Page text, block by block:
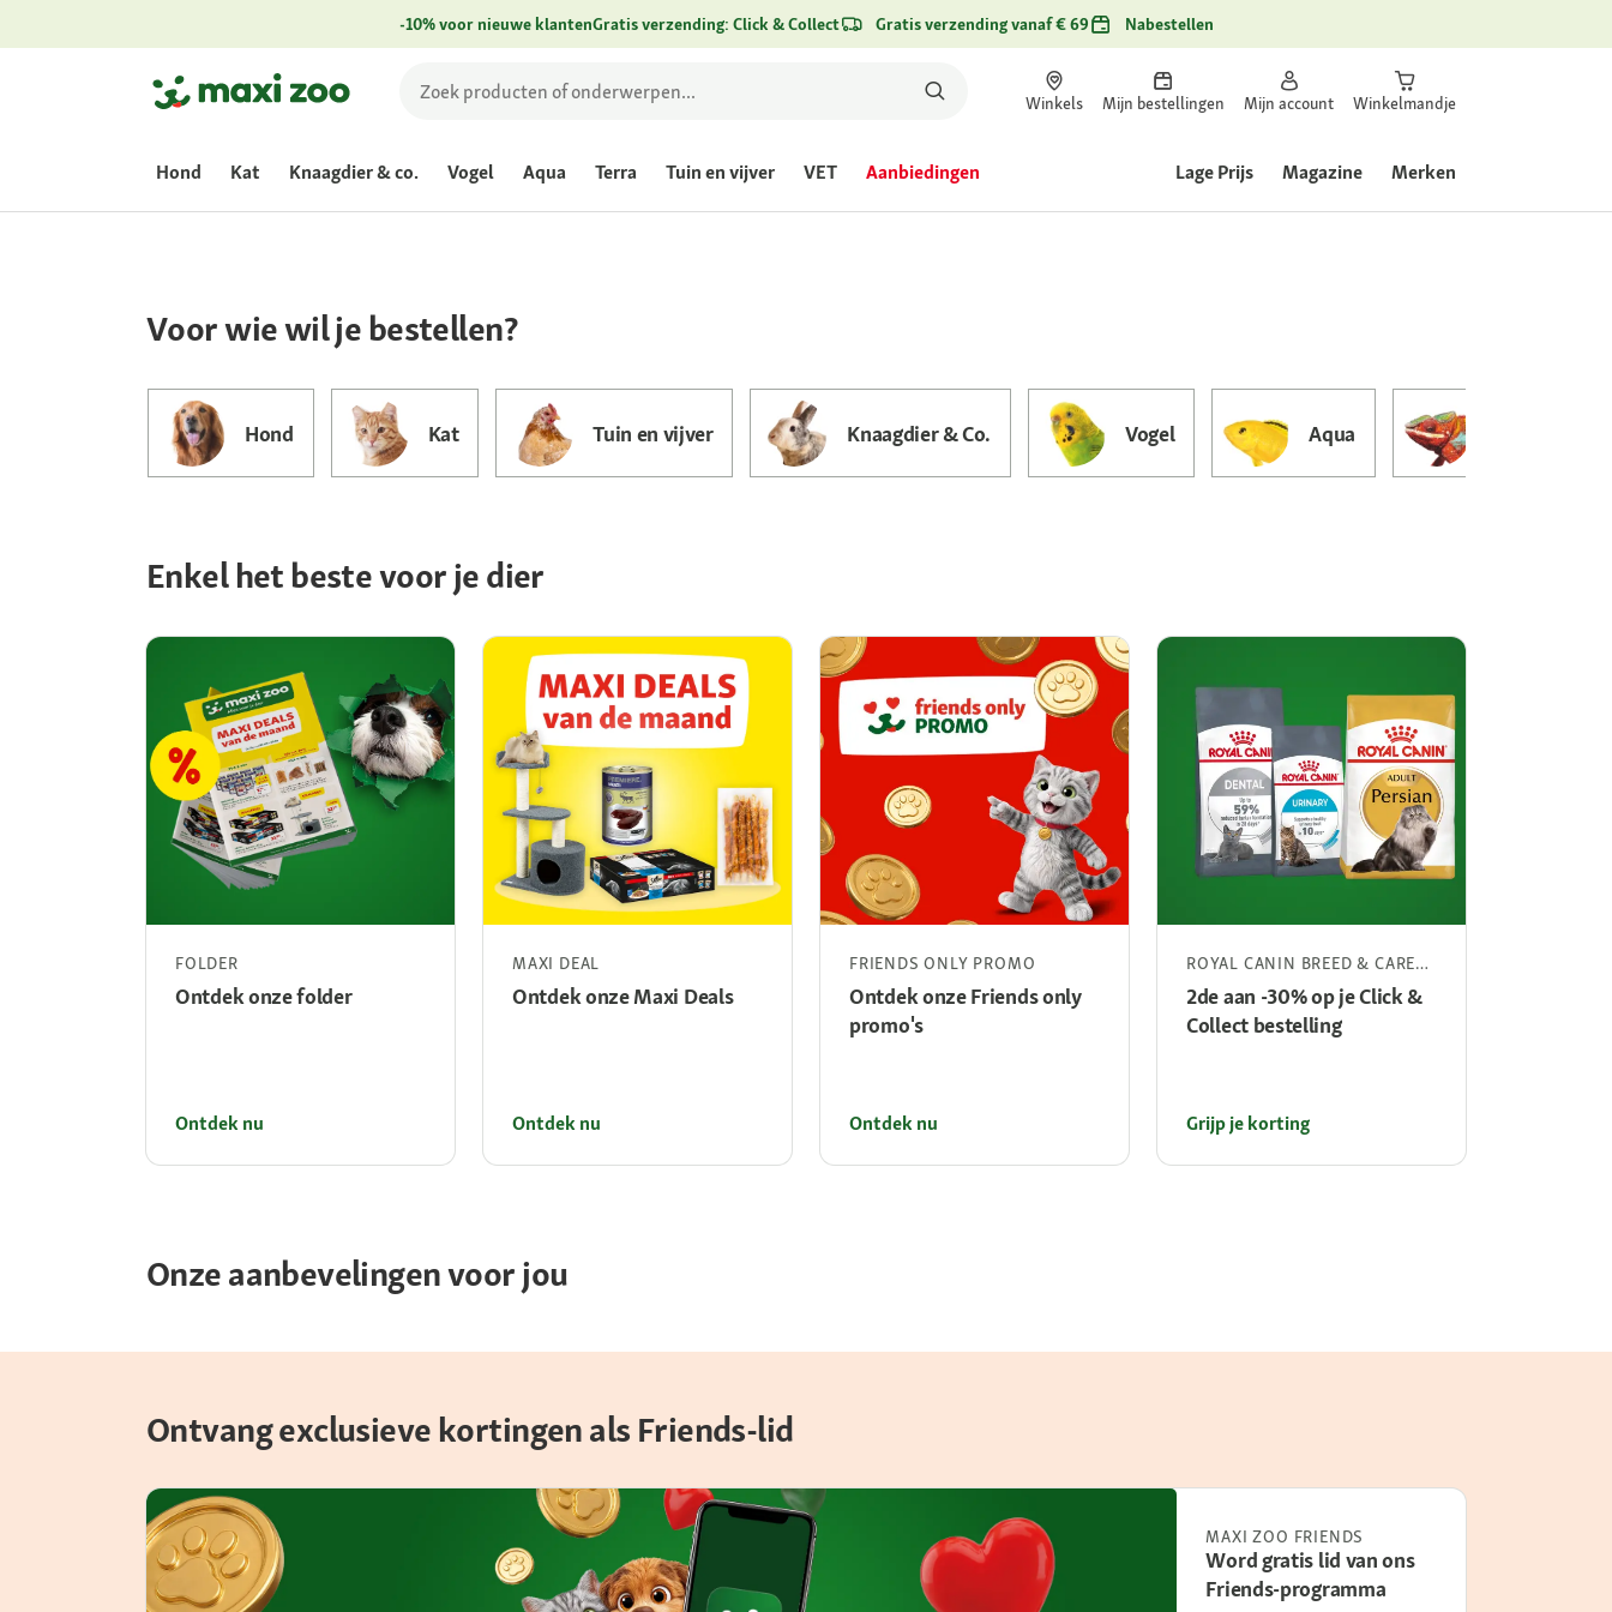
-10% voor nieuwe klantenGratis verzending: Click & Collect Gratis verzending vanaf € 69 Nabestellen
Winkels Mijn bestellingen Mijn account Winkelmandje
Hond Kat Knaagdier & co. Vogel Aqua Terra Tuin en vijver VET Aanbiedingen Lage Prijs Magazine Merken
Online & in de winkel
Ontdek de beste
Voor wie wil je bestellen?
Hond Kat Tuin en vijver Knaagdier & Co. Vogel Aqua
Enkel het beste voor je dier
FOLDER
Ontdek onze folder
Ontdek nu
MAXI DEAL
Ontdek onze Maxi Deals
Ontdek nu
FRIENDS ONLY PROMO
Ontdek onze Friends only
promo's
Ontdek nu
ROYAL CANIN BREED & CARE
DROOGVOER VOOR KATTEN
2de aan -30% op je Click &
Collect bestelling
Grijp je korting
Onze aanbevelingen voor jou
Ontvang exclusieve kortingen als Friends-lid
MAXI ZOO FRIENDS
Word gratis lid van ons
Friends-programma